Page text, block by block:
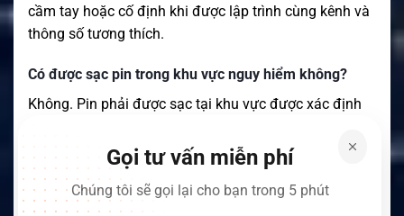
cầm tay hoặc cố định khi được lập trình cùng kênh và
thông số tương thích.
Có được sạc pin trong khu vực nguy hiểm không?
Không. Pin phải được sạc tại khu vực được xác định
XEM THÊM NỘI DUNG ↓
Gọi tư vấn miễn phí
Chúng tôi sẽ gọi lại cho bạn trong 5 phút